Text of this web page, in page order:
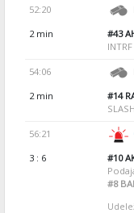
52:20
2 min
#43
54:06
2 min
#14
56:21
3 : 6
#10
#8